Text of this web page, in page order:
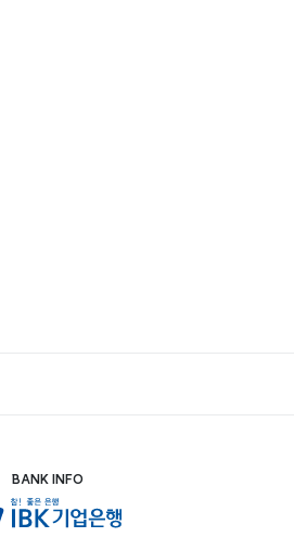
BANK INFO